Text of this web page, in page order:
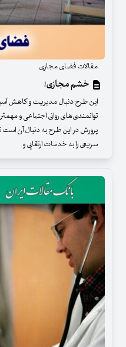
مقالات فضای مجازی
خشم مجازی!
این طرح دنبال مدیریت و کاهش
توانمندی‌های‌ روانی اجتماعی و
پرورش در این طرح به دنبال آن است
سریعی را به خدمات ارتقایی و